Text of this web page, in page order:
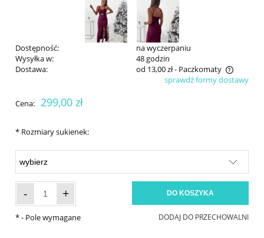
Dostępność:
na wyczerpaniu
Wysyłka w:
48 godzin
Dostawa:
od 13,00 zł- Paczkomaty
Cena nie zawiera ewentualnych kosztów płatnościsprawdź formy dostawy
Cena: 299,00 zł
* Rozmiary sukienek:
- + DO KOSZYKA
DODAJ DO PRZECHOWALNI
*- Pole wymagane